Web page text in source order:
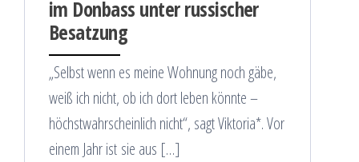
im Donbass unter russischer
Besatzung
„Selbst wenn es meine Wohnung noch gäbe,
weiß ich nicht, ob ich dort leben könnte –
höchstwahrscheinlich nicht“, sagt Viktoria*. Vor
einem Jahr ist sie aus […]